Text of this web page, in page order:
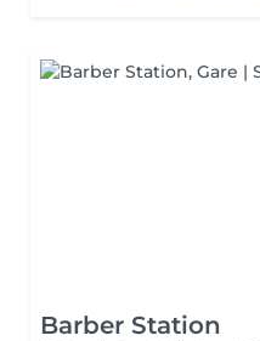
Barber Station